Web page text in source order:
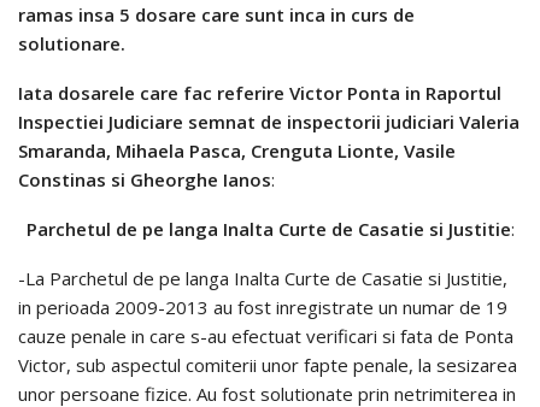
ramas insa 5 dosare care sunt inca in curs de
solutionare.
Iata dosarele care fac referire Victor Ponta in Raportul
Inspectiei Judiciare semnat de inspectorii judiciari Valeria
Smaranda, Mihaela Pasca, Crenguta Lionte, Vasile
Constinas si Gheorghe Ianos:
Parchetul de pe langa Inalta Curte de Casatie si Justitie:
-La Parchetul de pe langa Inalta Curte de Casatie si Justitie,
in perioada 2009-2013 au fost inregistrate un numar de 19
cauze penale in care s-au efectuat verificari si fata de Ponta
Victor, sub aspectul comiterii unor fapte penale, la sesizarea
unor persoane fizice. Au fost solutionate prin netrimiterea in